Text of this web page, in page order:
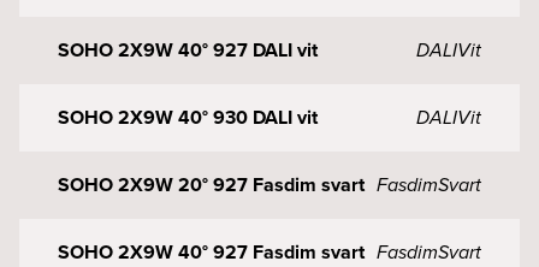
SOHO 2X9W 40° 927 DALI vit DALIVit
SOHO 2X9W 40° 930 DALI vit DALIVit
SOHO 2X9W 20° 927 Fasdim svart FasdimSvart
SOHO 2X9W 40° 927 Fasdim svart FasdimSvart